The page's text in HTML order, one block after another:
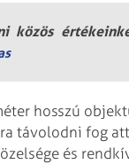
közös
hosszú
távolodni fog
és